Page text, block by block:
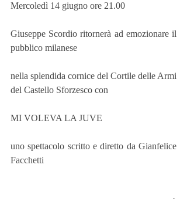
Mercoledì 14 giugno ore 21.00
Giuseppe Scordio ritornerà ad emozionare il
pubblico milanese
nella splendida cornice del Cortile delle Armi
del Castello Sforzesco con
MI VOLEVA LA JUVE
uno spettacolo scritto e diretto da Gianfelice
Facchetti